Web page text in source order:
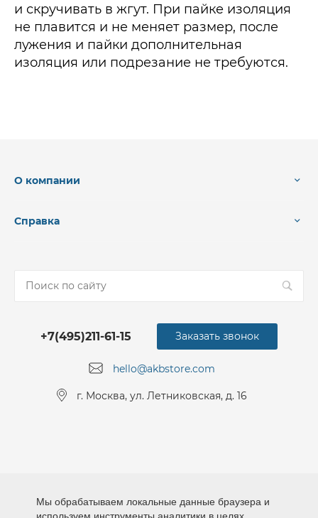
и скручивать в жгут. При пайке изоляция
не плавится и не меняет размер, после
лужения и пайки дополнительная
изоляция или подрезание не требуются.
О компании
Справка
+7(495)211-61-15
hello@akbstore.com
Заказать звонок
г. Москва, ул. Летниковская, д. 16
Мы обрабатываем локальные данные браузера и